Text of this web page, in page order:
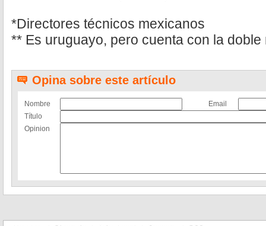
*Directores técnicos mexicanos
** Es uruguayo, pero cuenta con la
Opina sobre este artículo
Nombre
Email
Título
Opinion